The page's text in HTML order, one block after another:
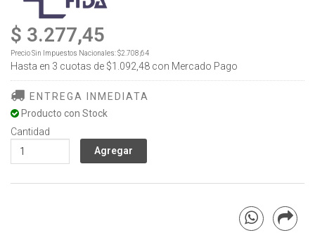
$ 3.277,45
Precio Sin Impuestos Nacionales:$2.708,64
Hasta en 3 cuotas de $1.092,48 con Mercado Pago
ENTREGA INMEDIATA
Producto con Stock
Cantidad